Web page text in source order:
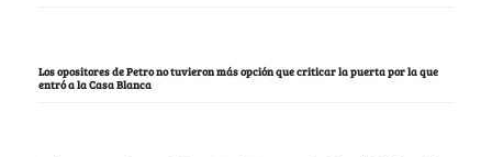
Los opositores de Petro no tuvieron más opción que criticar la puerta por la que
entró a la Casa Blanca